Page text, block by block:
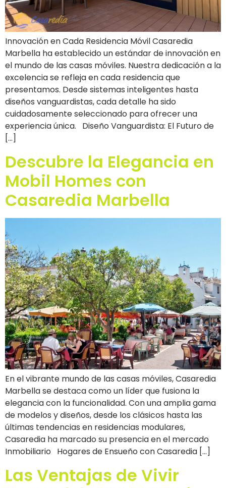
Innovación en Cada Residencia Móvil Casaredia
Marbella ha establecido un estándar de innovación en
el mundo de las casas móviles. Nuestra dedicación a la
excelencia se refleja en cada residencia que
presentamos. Desde sistemas inteligentes hasta
diseños vanguardistas, cada detalle ha sido
cuidadosamente seleccionado para ofrecer una
experiencia única. Diseño Vanguardista: El Futuro de
[…]
Descubre la Elegancia en
Mobil Homes con
Casaredia Marbella
En el vibrante mundo de las casas móviles, Casaredia
Marbella se destaca como un líder que fusiona la
elegancia con la funcionalidad. Con una amplia gama
de modelos y diseños, desde los clásicos hasta las
últimas tendencias en residencias modulares,
Casaredia ha marcado su presencia en el mercado
Inmobiliario Hogares de Ensueño con Casaredia […]
Las Ventajas de Vivir